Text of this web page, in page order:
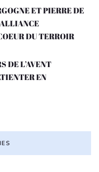
ET PIERRE DE
DU TERROIR
DE L’AVENT
EN